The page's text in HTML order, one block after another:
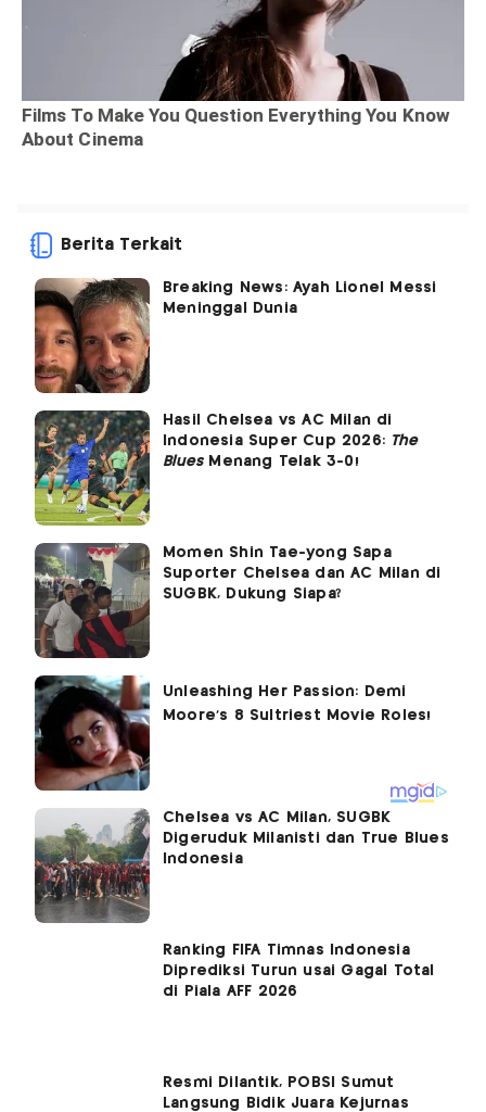
Berita Terkait
Breaking News: Ayah Lionel Messi
Meninggal Dunia
Hasil Chelsea vs AC Milan di
Indonesia Super Cup 2026: The
BluesMenang Telak 3-0!
Momen Shin Tae-yong Sapa
Suporter Chelsea dan AC Milan di
SUGBK, Dukung Siapa?
Chelsea vs AC Milan, SUGBK
Digeruduk Milanisti dan True Blues
Indonesia
Ranking FIFA Timnas Indonesia
Diprediksi Turun usai Gagal Total
di Piala AFF 2026
Resmi Dilantik, POBSI Sumut
Langsung Bidik Juara Kejurnas